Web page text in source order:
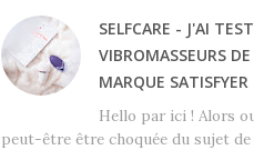
SELFCARE - J'AI
VIBROMASSEURS
MARQUE SATISFYER
Hello par ici ! Alors
peut-être être choquée du sujet